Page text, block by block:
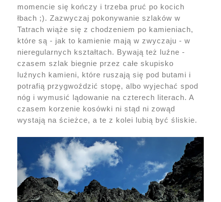
momencie się kończy i trzeba pruć po kocich
łbach ;). Zazwyczaj pokonywanie szlaków w
Tatrach wiąże się z chodzeniem po kamieniach,
które są - jak to kamienie mają w zwyczaju - w
nieregularnych kształtach. Bywają też luźne -
czasem szlak biegnie przez całe skupisko
luźnych kamieni, które ruszają się pod butami i
potrafią przygwoździć stopę, albo wyjechać spod
nóg i wymusić lądowanie na czterech literach. A
czasem korzenie kosówki ni stąd ni zowąd
wystają na ścieżce, a te z kolei lubią być śliskie.